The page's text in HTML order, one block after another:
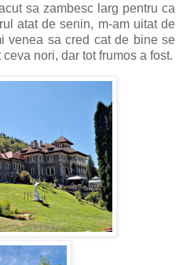
sa zambesc larg pentru ca
atat de senin, m-am uitat de
venea sa cred cat de bine se
nori, dar tot frumos a fost.